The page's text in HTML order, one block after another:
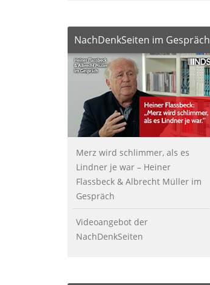
NachDenkSeiten im Gespräch
Merz wird schlimmer, als es
Lindner je war – Heiner
Flassbeck & Albrecht Müller im
Gespräch
Videoangebot der
NachDenkSeiten